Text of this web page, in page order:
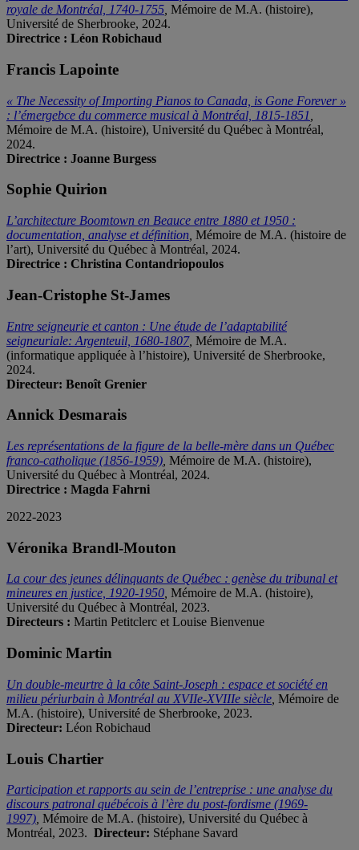
royale de Montréal, 1740-1755 Mémoire de M.A. (histoire),
Université de Sherbrooke, 2024.
Directrice : Léon Robichaud
Francis Lapointe
« The Necessity of Importing Pianos to Canada, is Gone Forever »
: l’émergebce du commerce musical à Montréal, 1815-1851
Mémoire de M.A. (histoire), Université du Québec à Montréal,
2024.
Directrice : Joanne Burgess
Sophie Quirion
L’architecture Boomtown en Beauce entre 1880 et 1950 :
documentation, analyse et définition Mémoire de M.A. (histoire de
l’art), Université du Québec à Montréal, 2024.
Directrice : Christina Contandriopoulos
Jean-Cristophe St-James
Entre seigneurie et canton : Une étude de l’adaptabilité
seigneuriale: Argenteuil, 1680-1807, Mémoire de M.A.
(informatique appliquée à l’histoire), Université de Sherbrooke,
2024.
Directeur: Benoît Grenier
Annick Desmarais
Les représentations de la figure de la belle-mère dans un Québec
franco-catholique (1856-1959) Mémoire de M.A. (histoire),
Université du Québec à Montréal, 2024.
Directrice : Magda Fahrni
2022-2023
Véronika Brandl-Mouton
La cour des jeunes délinquants de Québec : genèse du tribunal et
mineures en justice, 1920-1950, Mémoire de M.A. (histoire),
Université du Québec à Montréal, 2023.
Directeurs : Martin Petitclerc et Louise Bienvenue
Dominic Martin
Un double-meurtre à la côte Saint-Joseph : espace et société en
milieu périurbain à Montréal au XVIIe-XVIIIe siècle Mémoire de
M.A. (histoire), Université de Sherbrooke, 2023.
Directeur: Léon Robichaud
Louis Chartier
Participation et rapports au sein de l’entreprise : une analyse du
discours patronal québécois à l’ère du post-fordisme (1969-
1997) Mémoire de M.A. (histoire), Université du Québec à
Montréal, 2023. Directeur: Stéphane Savard